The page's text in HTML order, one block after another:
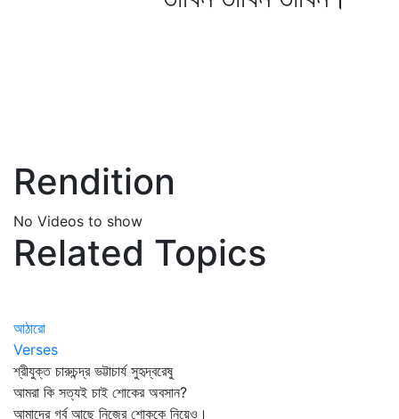
Rendition
No Videos to show
Related Topics
আঠারো
Verses
শ্রীযুক্ত চারুচন্দ্র ভট্টাচার্য সুহৃদ্‌বরেষু
আমরা কি সত্যই চাই শোকের অবসান?
আমাদের গর্ব আছে নিজের শোককে নিয়েও।